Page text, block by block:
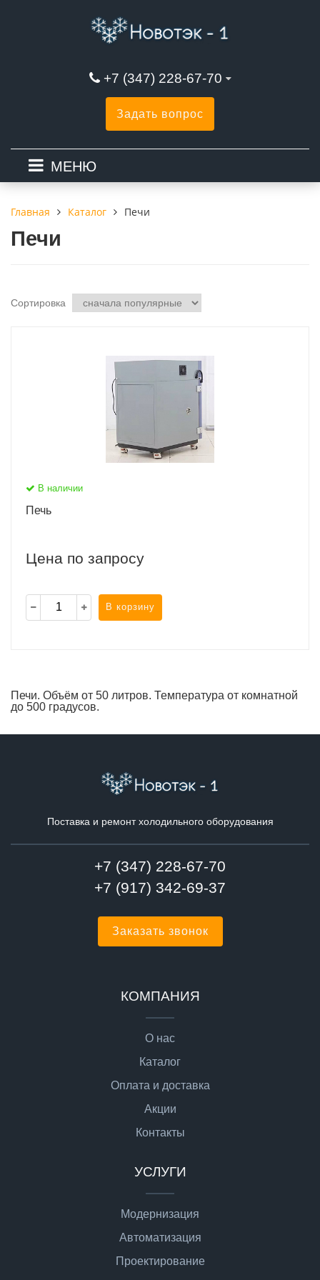
+7 (347) 228-67-70
Задать вопрос
МЕНЮ
Главная Каталог Печи
Печи
Сортировка
В наличии
Печь
Цена по запросу
В корзину
Печи. Объём от 50 литров. Температура от комнатной
до 500 градусов.
Поставка и ремонт холодильного оборудования
+7 (347) 228-67-70
+7 (917) 342-69-37
Заказать звонок
КОМПАНИЯ
О нас
Каталог
Оплата и доставка
Акции
Контакты
УСЛУГИ
Модернизация
Автоматизация
Проектирование